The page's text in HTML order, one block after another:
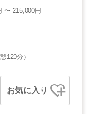
〜 215,000円
120分）
お気に入り